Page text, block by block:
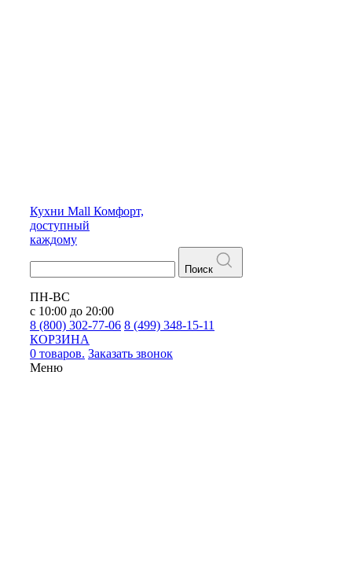
Кухни Mall Комфорт,
доступный
каждому
Поиск
ПН-ВС
с 10:00 до 20:00
8 (800) 302-77-06 8 (499) 348-15-11
КОРЗИНА
0 товаров. Заказать звонок
Меню